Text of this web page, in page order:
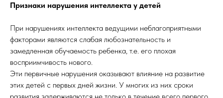
Признаки нарушения интеллекта у детей
При нарушениях интеллекта ведущими неблагоприятными
факторами являются слабая любознательность и
замедленная обучаемость ребенка, т.е. его плохая
восприимчивость нового.
Эти первичные нарушения оказывают влияние на развитие
этих детей с первых дней жизни. У многих из них сроки